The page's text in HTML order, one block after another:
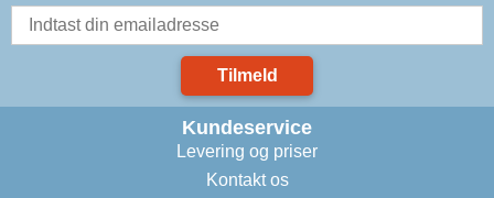
Tilmeld
Kundeservice
Levering og priser
Kontakt os